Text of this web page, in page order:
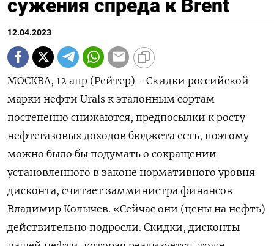
сужения спреда к Brent
12.04.2023
МОСКВА, 12 апр (Рейтер) - Скидки российской
марки нефти Urals к эталонным сортам
постепенно снижаются, предпосылки к росту
нефтегазовых доходов бюджета есть, поэтому
можно было бы подумать о сокращении
установленного в законе нормативного уровня
дисконта, считает замминистра финансов
Владимир Колычев. «Сейчас они (цены на нефть)
действительно подросли. Скидки, дисконты